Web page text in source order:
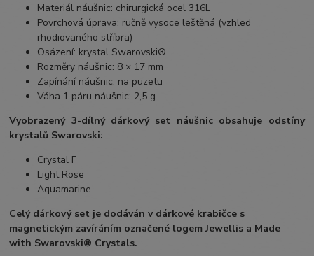
Materiál náušnic: chirurgická ocel 316L
Povrchová úprava: ručně vysoce leštěná (vzhled
rhodiovaného stříbra)
Osázení: krystal Swarovski®
Rozměry náušnic: 8 × 17 mm
Zapínání náušnic: na puzetu
Váha 1 páru náušnic: 2,5 g
Vyobrazený 3-dílný dárkový set náušnic obsahuje odstíny
krystalů Swarovski:
Crystal F
Light Rose
Aquamarine
Celý dárkový set je dodáván v dárkové krabičce s
magnetickým zavíráním označené logem Jewellis a Made
with Swarovski® Crystals.